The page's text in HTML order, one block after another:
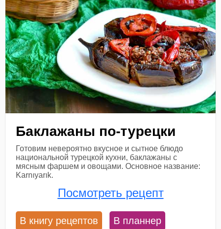
Баклажаны по-турецки
Готовим невероятно вкусное и сытное блюдо
национальной турецкой кухни, баклажаны с
мясным фаршем и овощами. Основное название:
Karnıyarık.
Посмотреть рецепт
В книгу рецептов В планнер